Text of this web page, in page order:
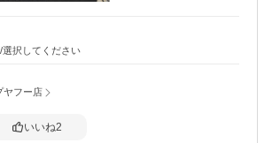
択してください
ヤフー店
いいね2